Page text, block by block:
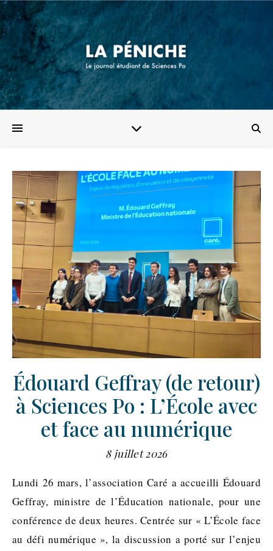
Édouard Geffray (de retour)
à Sciences Po : L’École avec
et face au numérique
8 juillet 2026
Lundi 26 mars, l’association Caré a accueilli Édouard
Geffray, ministre de l’Éducation nationale, pour une
conférence de deux heures. Centrée sur « L’École face
au défi numérique », la discussion a porté sur l’enjeu